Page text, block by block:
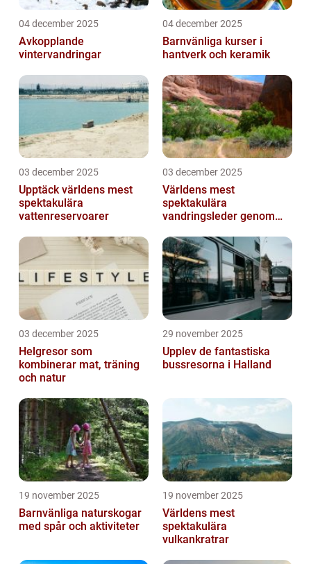
04 december 2025
Avkopplande
vintervandringar
04 december 2025
Barnvänliga kurser i
hantverk och keramik
03 december 2025
Upptäck världens mest
spektakulära
vattenreservoarer
03 december 2025
Världens mest
spektakulära
vandringsleder genom
03 december 2025
Helgresor som
kombinerar mat, träning
och natur
29 november 2025
Upplev de fantastiska
bussresorna i Halland
19 november 2025
Barnvänliga naturskogar
med spår och aktiviteter
19 november 2025
Världens mest
spektakulära
vulkankratrar